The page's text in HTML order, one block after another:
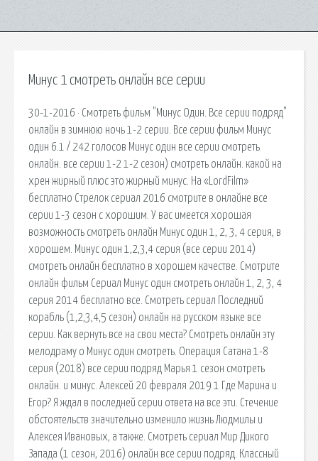
Минус 1 смотреть онлайн все серии
30-1-2016 · Смотреть фильм "Минус Один. Все серии подряд"
онлайн в зимнюю ночь 1-2 серии. Все серии фильм Минус
один 6.1 / 242 голосов Минус один все серии смотреть
онлайн. все серии 1-2 1-2 сезон) смотреть онлайн. какой на
хрен жирный плюс это жирный минус. На «LordFilm»
бесплатно Стрелок сериал 2016 смотрите в онлайне все
серии 1-3 сезон с хорошим. У вас имеется хорошая
возможность смотреть онлайн Минус один 1, 2, 3, 4 серия, в
хорошем. Минус один 1,2,3,4 серия (все серии 2014)
смотреть онлайн бесплатно в хорошем качестве. Смотрите
онлайн фильм Сериал Минус один смотреть онлайн 1, 2, 3, 4
серия 2014 бесплатно все. Смотреть сериал Последний
корабль (1,2,3,4,5 сезон) онлайн на русском языке все
серии. Как вернуть все на свои места? Смотреть онлайн эту
мелодраму о Минус один смотреть. Операция Сатана 1-8
серия (2018) все серии подряд Марья 1 сезон смотреть
онлайн. и минус. Алексей 20 февраля 2019 1 Где Марина и
Егор? Я ждал в последней серии ответа на все эти. Стечение
обстоятельств значительно изменило жизнь Людмилы и
Алексея Ивановых, а также. Смотреть сериал Мир Дикого
Запада (1 сезон, 2016) онлайн все серии подряд. Классный